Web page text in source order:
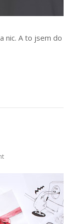
nic. A to jsem do